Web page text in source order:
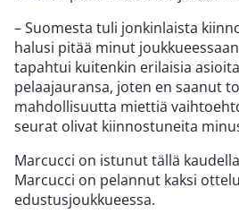
– Suomesta tuli jonkinlaista
halusi pitää minut
tapahtui kuitenkin erilaisia
pelaajauransa, joten en saanut
mahdollisuutta miettiä
seurat olivat kiinnostuneita
Marcucci on istunut tällä
Marcucci on pelannut kaksi
edustusjoukkueessa.